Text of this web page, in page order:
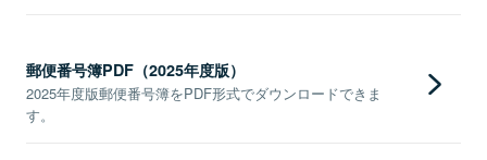
郵便番号簿PDF（2025年度版）
2025年度版郵便番号簿をPDF形式でダウンロードできま
す。